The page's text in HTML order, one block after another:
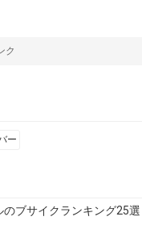
ク
ー
のブサイクランキング25選